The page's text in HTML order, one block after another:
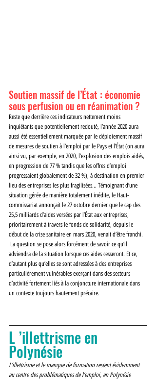
Soutien massif de l’État : économie
sous perfusion ou en réanimation ?
Reste que derrière ces indicateurs nettement moins
inquiétants que potentiellement redouté, l’année 2020 aura
aussi été essentiellement marquée par le déploiement massif
de mesures de soutien à l’emploi par le Pays et l’État (on aura
ainsi vu, par exemple, en 2020, l’explosion des emplois aidés,
en progression de 77 % tandis que les offres d’emploi
progressaient globalement de 32 %), à destination en premier
lieu des entreprises les plus fragilisées... Témoignant d’une
situation gérée de manière totalement inédite, le Haut-
commissariat annonçait le 27 octobre dernier que le cap des
25,5 milliards d’aides versées par l’État aux entreprises,
prioritairement à travers le fonds de solidarité, depuis le
début de la crise sanitaire en mars 2020, venait d’être franchi.
adviendra de la situation lorsque ces aides cesseront. Et ce,
d’autant plus qu’elles se sont adressées à des entreprises
particulièrement vulnérables exerçant dans des secteurs
d’activité fortement liés à la conjoncture internationale dans
un contexte toujours hautement précaire.
L ’illettrisme en
Polynésie
L’illettrisme et le manque de formation restent évidemment
au centre des problématiques de l’emploi, en Polynésie